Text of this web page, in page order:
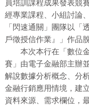
員培訓課程成果發表競
經專業課程、小組討論
「閃速通關」團隊以「
戶徵授信作業』」作品
本次本行在「數位金
賽」由電子金融部主辦
解說數據分析概念、分
金融行銷應用情境，建
資料來源、需求欄位，